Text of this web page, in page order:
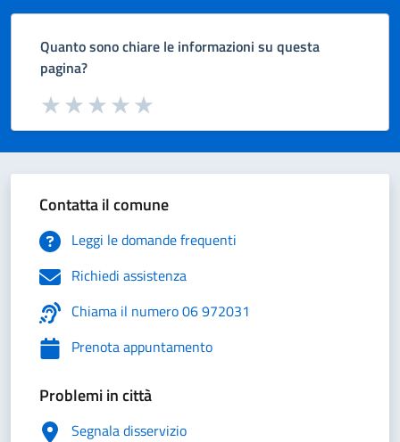
Quanto sono chiare le informazioni su questa
pagina?
Valuta da 1 a 5 stelle la pagina
Valuta 5 stelle su 5
Valuta 4 stelle su 5
Valuta 3 stelle su 5
Valuta 2 stelle su 5
Valuta 1 stelle su 5
Contatta il comune
Leggi le domande frequenti
Richiedi assistenza
Chiama il numero 06 972031
Prenota appuntamento
Problemi in città
Segnala disservizio